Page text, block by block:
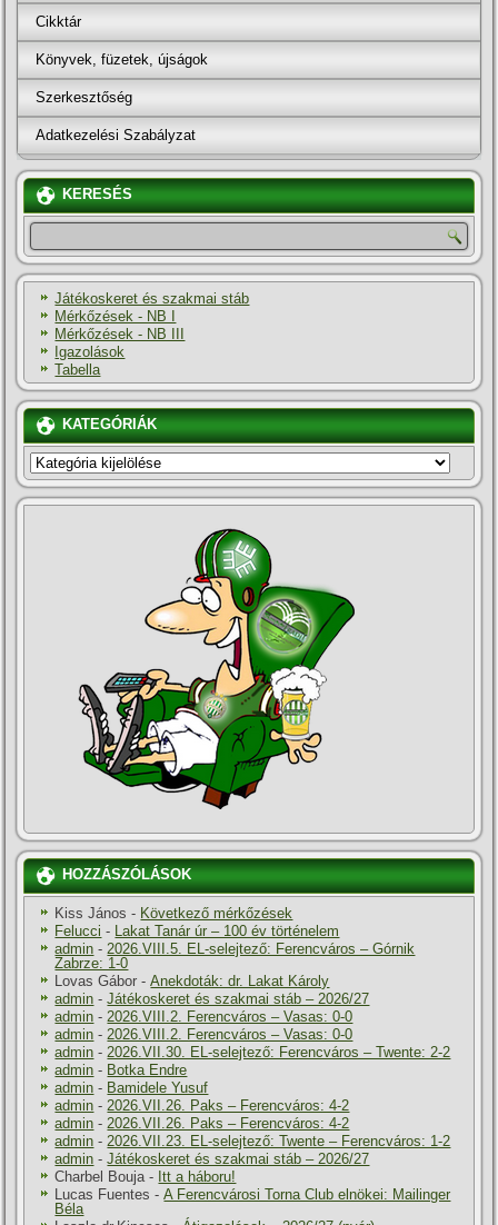
Cikktár
Könyvek, füzetek, újságok
Szerkesztőség
Adatkezelési Szabályzat
KERESÉS
Játékoskeret és szakmai stáb
Mérkőzések - NB I
Mérkőzések - NB III
Igazolások
Tabella
KATEGÓRIÁK
KATEGÓRIÁK
HOZZÁSZÓLÁSOK
Kiss János - Következő mérkőzések
Felucci -
Lakat Tanár úr – 100 év történelem
admin - 2026.VIII.5. EL-selejtező: Ferencváros – Górnik
Zabrze: 1-0
Lovas Gábor -Anekdoták: dr. Lakat Károly
admin -Játékoskeret és szakmai stáb – 2026/27
admin - 2026.VIII.2. Ferencváros – Vasas: 0-0
admin - 2026.VIII.2. Ferencváros – Vasas: 0-0
admin - 2026.VII.30. EL-selejtező: Ferencváros – Twente: 2-2
admin - Botka Endre
admin - Bamidele Yusuf
admin - 2026.VII.26. Paks – Ferencváros: 4-2
admin - 2026.VII.26. Paks – Ferencváros: 4-2
admin - 2026.VII.23. EL-selejtező: Twente – Ferencváros: 1-2
admin -Játékoskeret és szakmai stáb – 2026/27
Charbel Bouja - Itt a háboru!
Lucas Fuentes -A Ferencvárosi Torna Club elnökei: Mailinger
Béla